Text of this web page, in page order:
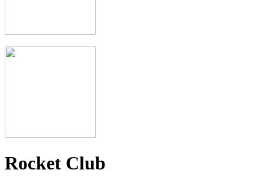
Rocket Club